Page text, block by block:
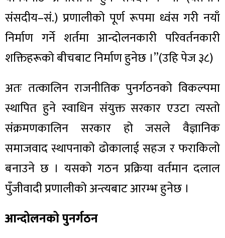
संसदीय–सं.) प्रणालीको पूर्ण रूपमा ध्वंस गरी नयाँ
निर्माण गर्ने शर्तमा आन्दोलनकारी परिवर्तनकारी
शक्तिहरूको बीचबाट निर्माण हुनेछ ।”(उहि पेज ३८)
अतः तत्कालिन राजनीतिक पुनर्गठनको विकल्पमा
स्थापित हुने स्वाधिन संयुक्त सरकार एउटा त्यस्तो
संक्रमणकालिन सरकार हो जसले वैज्ञानिक
समाजवाद स्थापनाको ढोकालाई सहज र फराकिलो
बनाउने छ । यसको गठन प्रक्रिया वर्तमान दलाल
पुँजीवादी प्रणालीको अन्त्यबाट आरम्भ हुनेछ ।
आन्दोलनको पुनर्गठन